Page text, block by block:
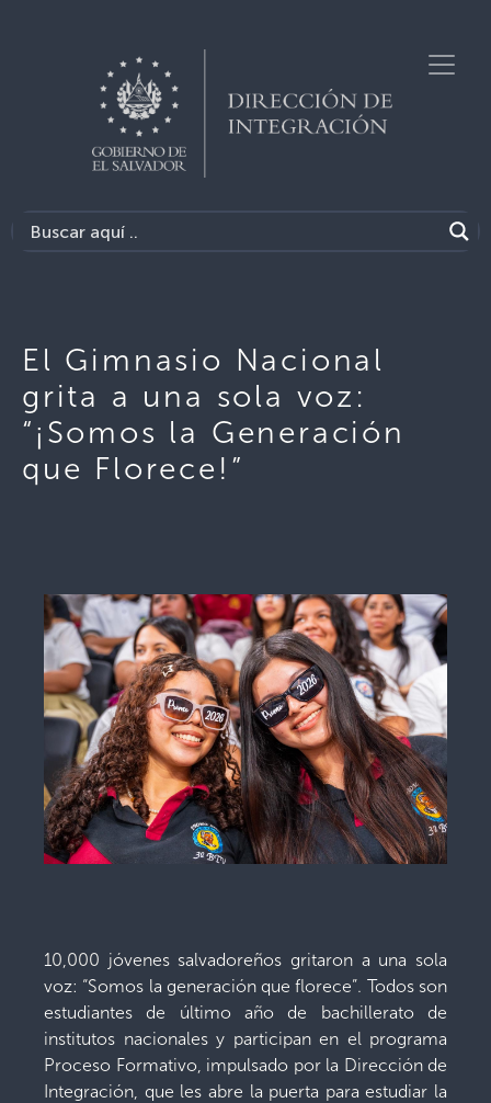
El Gimnasio Nacional
grita a una sola voz:
“¡Somos la Generación
que Florece!”
10,000 jóvenes salvadoreños gritaron a una sola
voz: “Somos la generación que florece”. Todos son
estudiantes de último año de bachillerato de
institutos nacionales y participan en el programa
Proceso Formativo, impulsado por la Dirección de
Integración, que les abre la puerta para estudiar la